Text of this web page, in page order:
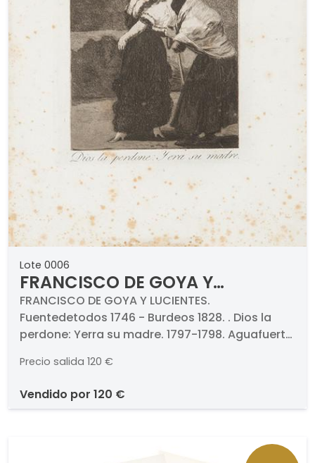
Lote 0006
FRANCISCO DE GOYA Y
LUCIENTES - Dios la perdone
FRANCISCO DE GOYA Y LUCIENTES.
Fuentedetodos 1746 - Burdeos 1828. . Dios la
perdone: Yerra su madre. 1797-1798. Aguafuerte,
y numerado (16.). Medidas 201 x 105 mm plancha
Precio salida 120 €
vendido por 120 €